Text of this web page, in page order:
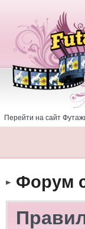
Перейти на сайт
Форум